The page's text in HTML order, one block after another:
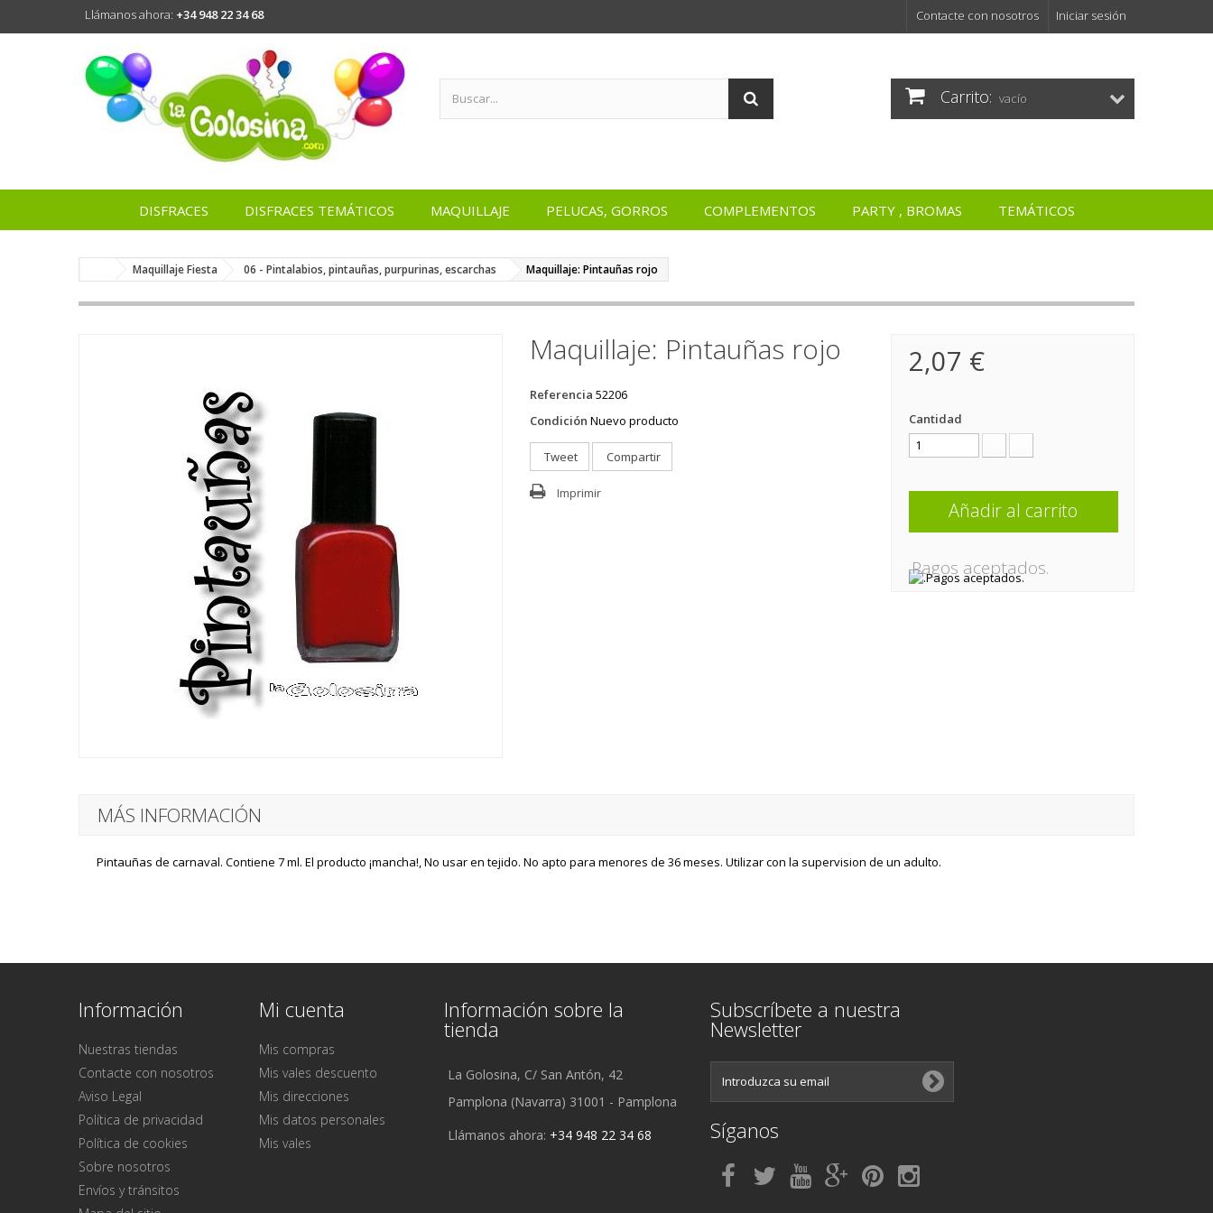
Iniciar sesión
Contacte con nosotros
Llámanos ahora: +34 948 22 34 68
Carrito: vacío
DISFRACES DISFRACES TEMÁTICOS MAQUILLAJE PELUCAS, GORROS COMPLEMENTOS PARTY , BROMAS TEMÁTICOS
Maquillaje Fiesta 06 - Pintalabios, pintauñas, purpurinas, escarchas Maquillaje: Pintauñas rojo
Maquillaje: Pintauñas rojo
Referencia 52206
Condición Nuevo producto
Tweet Compartir
Imprimir
2,07 €
Cantidad
Añadir al carrito
.Pagos aceptados.
MÁS INFORMACIÓN
Pintauñas de carnaval. Contiene 7 ml. El producto ¡mancha!, No usar en tejido. No apto para menores de 36 meses. Utilizar con la supervision de un adulto.
Información
Nuestras tiendas
Contacte con nosotros
Aviso Legal
Política de privacidad
Política de cookies
Sobre nosotros
Envíos y tránsitos
Mi cuenta
Mis compras
Mis vales descuento
Mis direcciones
Mis datos personales
Mis vales
Información sobre la
tienda
La Golosina, C/ San Antón, 42
Pamplona (Navarra) 31001 - Pamplona
Llámanos ahora: +34 948 22 34 68
Subscríbete a nuestra
Newsletter
Síganos